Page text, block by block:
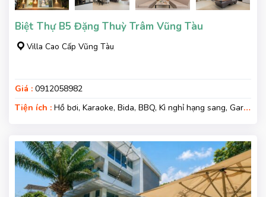
Biệt Thự B5 Đặng Thuỳ Trâm Vũng Tàu
Villa Cao Cấp Vũng Tàu
Giá : 0912058982
Tiện ích : Hồ bơi, Karaoke, Bida, BBQ, Kì nghỉ hạng sang, Gara